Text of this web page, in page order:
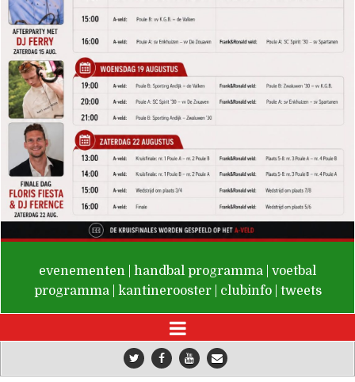
De Valken
evenementen handbal programma
voetbal
programma
kantinerooster clubinfo tweets